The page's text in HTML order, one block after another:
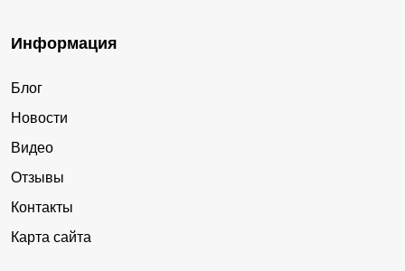
Информация
Блог
Новости
Видео
Отзывы
Контакты
Карта сайта